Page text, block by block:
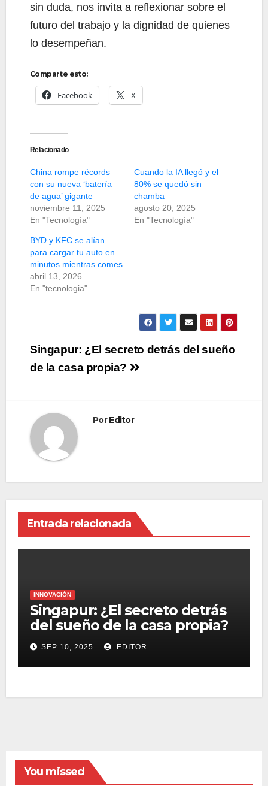
sin duda, nos invita a reflexionar sobre el
futuro del trabajo y la dignidad de quienes
lo desempeñan.
Comparte esto:
Facebook X
Relacionado
China rompe récords
con su nueva ‘batería
de agua’ gigante
noviembre 11, 2025
En "Tecnología"
Cuando la IA llegó y el
80% se quedó sin
chamba
agosto 20, 2025
En "Tecnología"
BYD y KFC se alían
para cargar tu auto en
minutos mientras comes
abril 13, 2026
En "tecnologia"
Navegación
de
Singapur: ¿El secreto detrás del sueño
de la casa propia?
PorEditor
Entrada relacionada
INNOVACIÓN
Singapur: ¿El secreto detrás
del sueño de la casa propia?
SEP 10, 2025 EDITOR
You missed